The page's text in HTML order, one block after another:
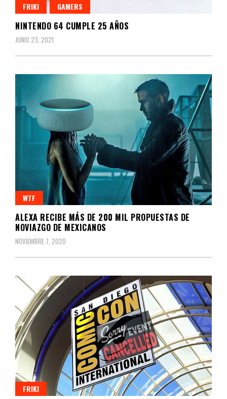
FRIKI GAMERS
NINTENDO 64 CUMPLE 25 AÑOS
JUNIO 23, 2021
WTF
ALEXA RECIBE MÁS DE 200 MIL PROPUESTAS DE
NOVIAZGO DE MEXICANOS
NOVIEMBRE 7, 2020
FRIKI